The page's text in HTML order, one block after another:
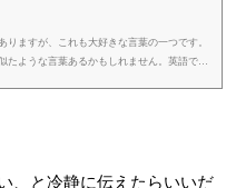
りますが、これも大好きな言葉の一つです。
たような言葉あるかもしれません。英語ではl
が強いように思います。僕は、いただきます
とつの極意のようなものに思っています。ち
、と冷静に伝えたらいいだ